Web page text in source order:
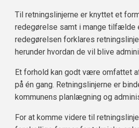
Til retningslinjerne er knyttet et
redegørelse samt i mange tilfælde
redegørelsen forklares
herunder hvordan de vil blive
Et forhold kan godt være omfattet
på én gang. Retningslinjerne er
kommunens planlægning og
For at komme videre til